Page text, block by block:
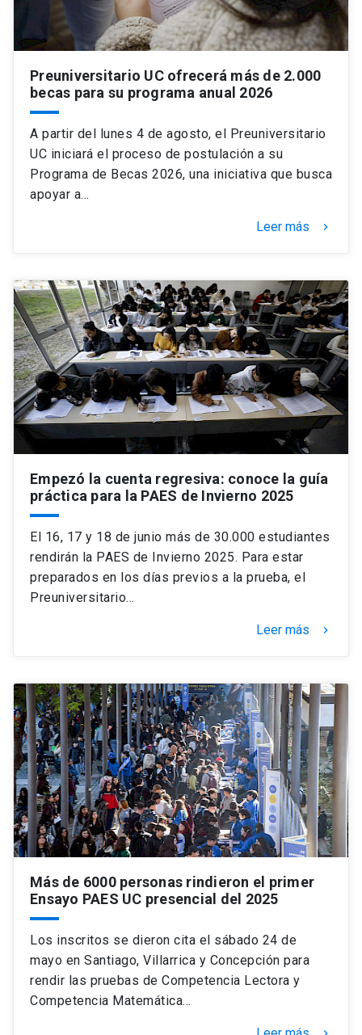
Estudiantes
Académicos
Personal
Alumni
Padres y familia
ACCESOS DIRECTOS
Mi Cuenta UC launch
Correo UC launch
Mi Portal UC launch
Preuniversitario UC ofrecerá más de 2.000
becas para su programa anual 2026
A partir del lunes 4 de agosto, el Preuniversitario
UC iniciará el proceso de postulación a su
Programa de Becas 2026, una iniciativa que busca
apoyar a…
Leer más keyboard_arrow_right
Empezó la cuenta regresiva: conoce la guía
práctica para la PAES de Invierno 2025
El 16, 17 y 18 de junio más de 30.000 estudiantes
rendirán la PAES de Invierno 2025. Para estar
preparados en los días previos a la prueba, el
Preuniversitario…
Leer más keyboard_arrow_right
Más de 6000 personas rindieron el primer
Ensayo PAES UC presencial del 2025
Los inscritos se dieron cita el sábado 24 de
mayo en Santiago, Villarrica y Concepción para
rendir las pruebas de Competencia Lectora y
Competencia Matemática…